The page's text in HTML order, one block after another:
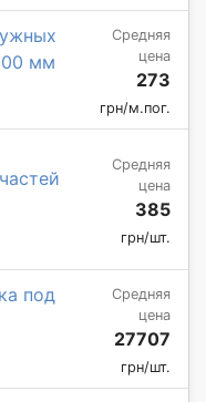
мм
Средняя
цена
273
грн/м.пог.
Средняя
цена
385
грн/шт.
под
Средняя
цена
27707
грн/шт.